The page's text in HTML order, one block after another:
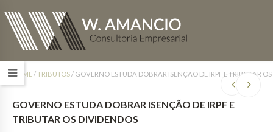
HOME/TRIBUTOS/ GOVERNO ESTUDA DOBRAR ISENÇÃO DE IRPF E TRIBUTAR
GOVERNO ESTUDA DOBRAR ISENÇÃO DE IRPF E
TRIBUTAR OS DIVIDENDOS